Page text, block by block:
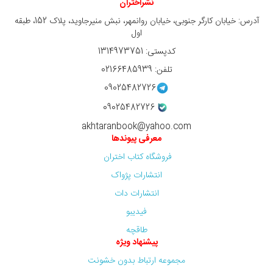
نشراختران
آدرس: خیابان کارگر جنوبی، خیابان روانمهر، نبش منیرجاوید، پلاک 152، طبقه
اول
کدپستی: 1314973751
تلفن: 02166485939
09025482726
09025482726
akhtaranbook@yahoo.com
معرفی پیوندها
فروشگاه کتاب اختران
انتشارات پژواک
انتشارات دات
فیدیبو
طاقچه
پیشنهاد ویژه
مجموعه ارتباط بدون خشونت